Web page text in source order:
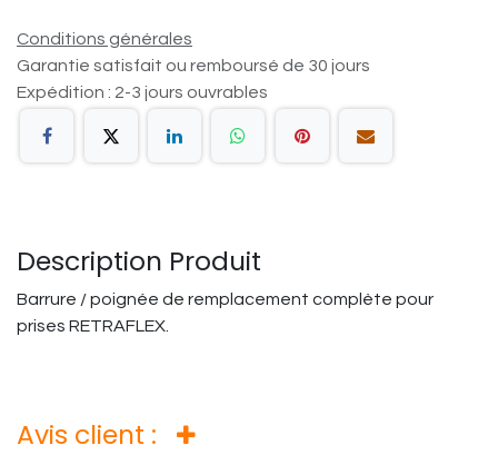
Conditions générales
Garantie satisfait ou remboursé de 30 jours
Expédition : 2-3 jours ouvrables
Description Produit
Barrure / poignée de remplacement complète pour
prises RETRAFLEX.
Avis client :